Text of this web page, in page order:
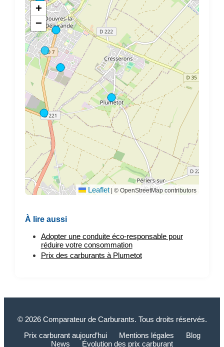
+
−
Leaflet | © OpenStreetMap contributors
À lire aussi
Adopter une conduite éco-responsable pour
réduire votre consommation
Prix des carburants à Plumetot
© 2026 Comparateur de Carburants. Tous droits réservés.
Prix carburant aujourd’hui
Mentions légales
Blog
News
Évolution des prix carburant